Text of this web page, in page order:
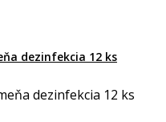
dezinfekcia 12 ks
dezinfekcia 12 ks